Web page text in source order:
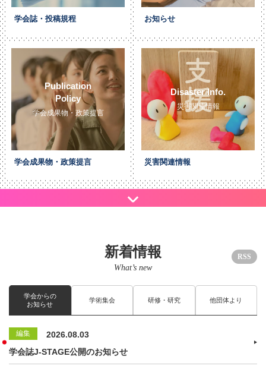
学会誌・投稿規程 お知らせ
Publication
Policy
学会成果物・政策提言
学会成果物・政策提言
Disaster Info.
災害関連情報
災害関連情報
新着情報
What’s new
RSS
学会からの
お知らせ
学術集会 研修・研究 他団体より
編集
2026.08.03
学会誌J-STAGE公開のお知らせ